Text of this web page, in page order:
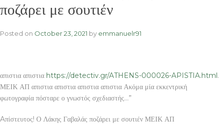
ποζάρει με σουτιέν
Posted on October 23, 2021 by emmanuelr91
απιστια απιστια https://detectiv.gr/ATHENS-000026-APISTIA.html.
ΜΕΙΚ ΑΠ απιστια απιστια απιστια απιστια Ακόμα μία εκκεντρική
φωτογραφία πόσταρε ο γνωστός σχεδιαστής…”
Aπίστευτος! Ο Λάκης Γαβαλάς ποζάρει με σουτιέν ΜΕΙΚ ΑΠ